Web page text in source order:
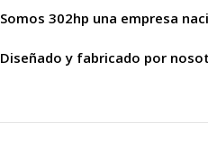
Somos 302hp una empresa
Diseñado y fabricado por